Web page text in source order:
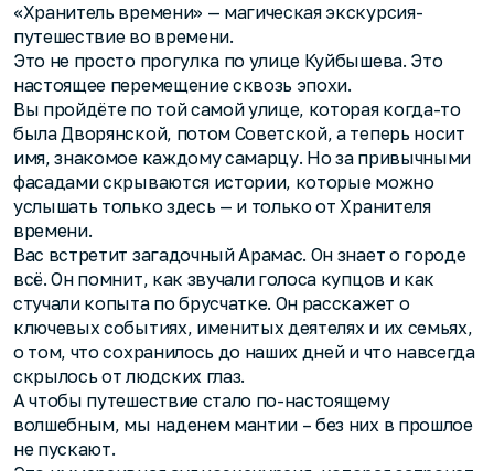
«Хранитель времени» — магическая экскурсия-
путешествие во времени.
Это не просто прогулка по улице Куйбышева. Это
настоящее перемещение сквозь эпохи.
Вы пройдёте по той самой улице, которая когда-то
была Дворянской, потом Советской, а теперь носит
имя, знакомое каждому самарцу. Но за привычными
фасадами скрываются истории, которые можно
услышать только здесь — и только от Хранителя
времени.
Вас встретит загадочный Арамас. Он знает о городе
всё. Он помнит, как звучали голоса купцов и как
стучали копыта по брусчатке. Он расскажет о
ключевых событиях, именитых деятелях и их семьях,
о том, что сохранилось до наших дней и что навсегда
скрылось от людских глаз.
А чтобы путешествие стало по-настоящему
волшебным, мы наденем мантии – без них в прошлое
не пускают.